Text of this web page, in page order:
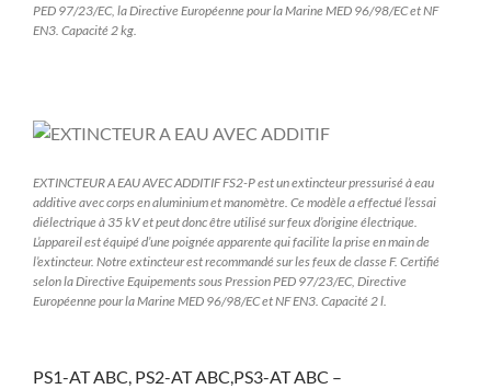
PED 97/23/EC, la Directive Européenne pour la Marine MED 96/98/EC et NF
EN3. Capacité 2 kg.
EXTINCTEUR A EAU AVEC ADDITIF FS2-P est un extincteur pressurisé à eau
additive avec corps en aluminium et manomètre. Ce modèle a effectué l’essai
diélectrique à 35 kV et peut donc être utilisé sur feux d’origine électrique.
L’appareil est équipé d’une poignée apparente qui facilite la prise en main de
l’extincteur. Notre extincteur est recommandé sur les feux de classe F. Certifié
selon la Directive Equipements sous Pression PED 97/23/EC, Directive
Européenne pour la Marine MED 96/98/EC et NF EN3. Capacité 2 l.
PS1-AT ABC, PS2-AT ABC,PS3-AT ABC –